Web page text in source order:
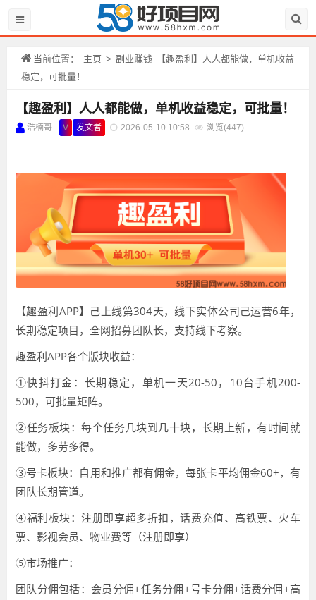
当前位置： 主页 > 副业赚钱
【趣盈利】人人都能做，单机收益
稳定，可批量！
【趣盈利】人人都能做，单机收益稳定，可批量！
浩楠哥 V 发文者 2026-05-10 10:58 浏览(447)
【趣盈利APP】己上线第304天，线下实体公司己运营6年，
长期稳定项目，全网招募团队长，支持线下考察。
趣盈利APP各个版块收益：
①快抖打金：长期稳定，单机一天20-50，10台手机200-
500，可批量矩阵。
②任务板块：每个任务几块到几十块，长期上新，有时间就
能做，多劳多得。
③号卡板块：自用和推广都有佣金，每张卡平均佣金60+，有
团队长期管道。
④福利板块：注册即享超多折扣，话费充值、高铁票、火车
票、影视会员、物业费等（注册即享）
⑤市场推广：
团队分佣包括：会员分佣+任务分佣+号卡分佣+话费分佣+高